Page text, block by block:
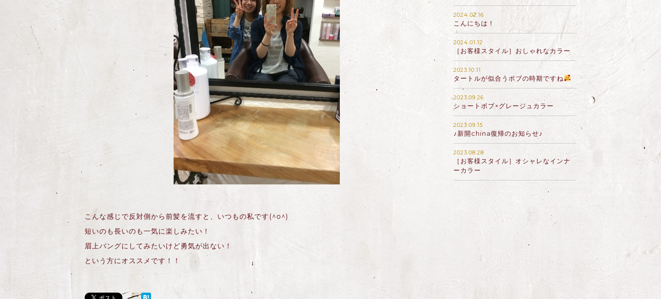
こんな感じで反対側から前髪を流すと、いつもの私です(^o^)
短いのも長いのも一気に楽しみたい！
眉上バングにしてみたいけど勇気が出ない！
という方にオススメです！！
2024.02.16
こんにちは！
2024.01.12
［お客様スタイル］おしゃれなカラー
2023.10.11
タートルが似合うボブの時期ですね
2023.09.26
ショートボブ×グレージュカラー
2023.09.15
♪新開china復帰のお知らせ♪
2023.08.28
［お客様スタイル］オシャレなインナ
ーカラー